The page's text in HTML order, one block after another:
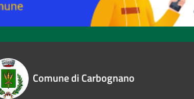
Comune di Carbognano